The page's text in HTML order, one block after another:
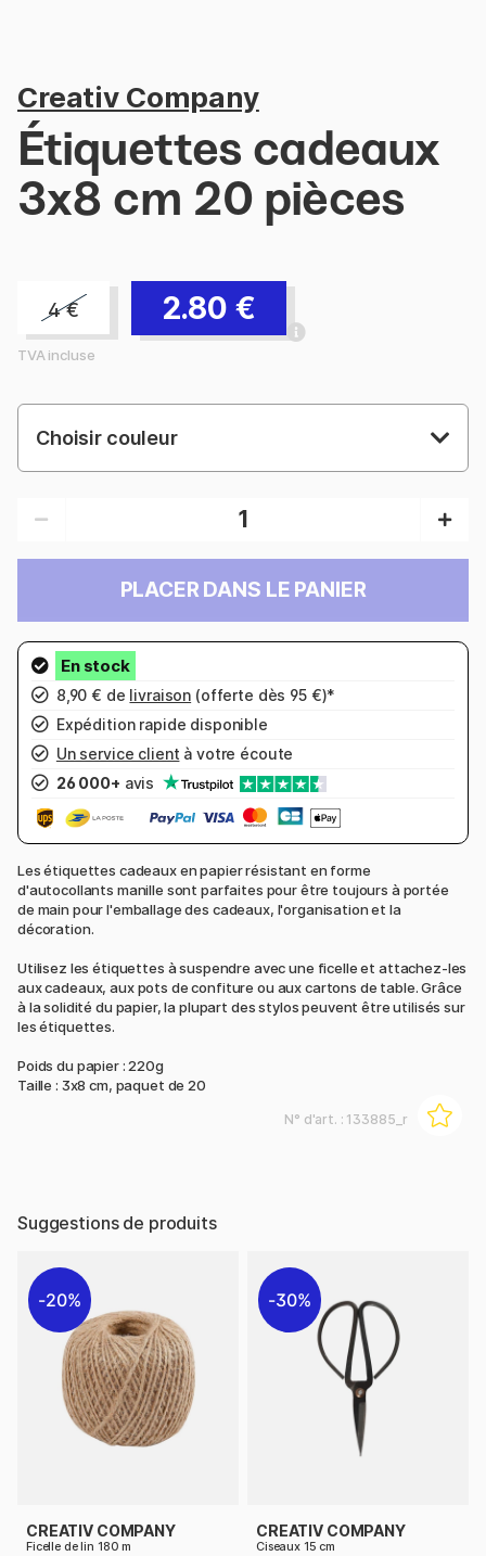
Creativ Company
Étiquettes cadeaux
3x8 cm 20 pièces
4€ 2.80 €
TVA incluse
Choisir couleur
PLACER DANS LE PANIER
8,90 € de livraison (offerte dès 95 €)*
Expédition rapide disponible
Un service client à votre écoute
26 000+ avis
Les étiquettes cadeaux en papier résistant en forme
d'autocollants manille sont parfaites pour être toujours à portée
de main pour l'emballage des cadeaux, l'organisation et la
décoration.
Utilisez les étiquettes à suspendre avec une ficelle et attachez-les
aux cadeaux, aux pots de confiture ou aux cartons de table. Grâce
à la solidité du papier, la plupart des stylos peuvent être utilisés sur
les étiquettes.
Poids du papier : 220g
Taille : 3x8 cm, paquet de 20
N° d'art. : 133885_r
Suggestions de produits
20%
CREATIV COMPANY
Ficelle de lin 180 m
30%
CREATIV COMPANY
Ciseaux 15 cm